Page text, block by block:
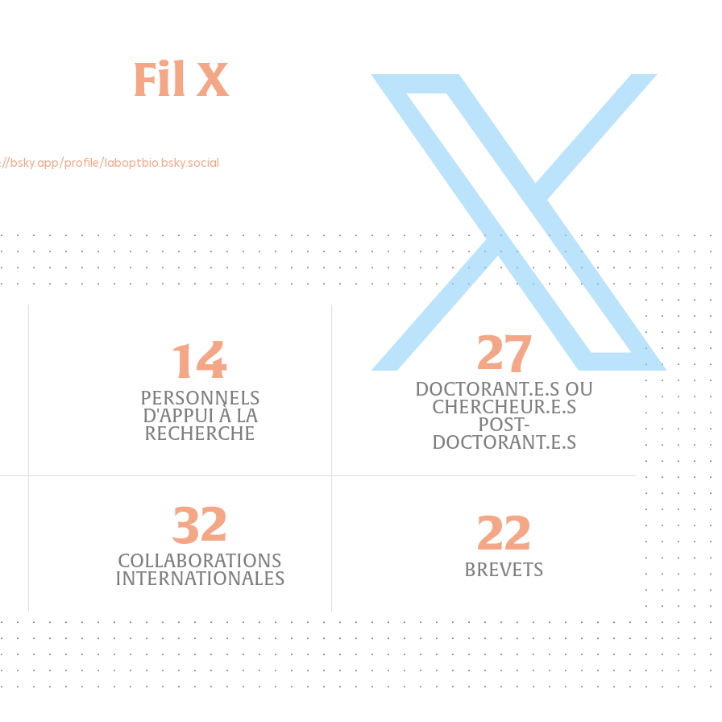
New publication in Optica - Two-
A new paper from the LOB microscopy unit
the signal-to-photodamage ratio during live
imaging. Two-photon light-sheet live imaging
at kilohertz frame rate using birefringence-
based pulse splitting
Hubert, Frédéric Druon, Pierre Mahou,
EN SAVOIR PLUS
New publication in npj Heritage
Science, first paper from the LOB on
OCT applied to the investigation of
cultural heritage artifacts.
Congratulation to Gael Latour's team. First
paper from the LOB on OCT applied to the
investigation of cultural heritage artifacts.
We show the interest in imaging varnish
layers, measuring their thicknesses and
following conservation treatments based on
varnish removing. An interdisciplinary work
between scientific imaging, cultural heritage
science and conservation.
https://www.nature.com/articles/s40494-
026-02460-4 Non-invasive quantitative...
EN SAVOIR PLUS
Fil X
bsky.app/profile/laboptbio.bsky.social
14
PERSONNELS
D'APPUI À LA
RECHERCHE
27
DOCTORANT.E.S OU
CHERCHEUR.E.S
POST-
DOCTORANT.E.S
32
COLLABORATIONS
INTERNATIONALES
22
BREVETS